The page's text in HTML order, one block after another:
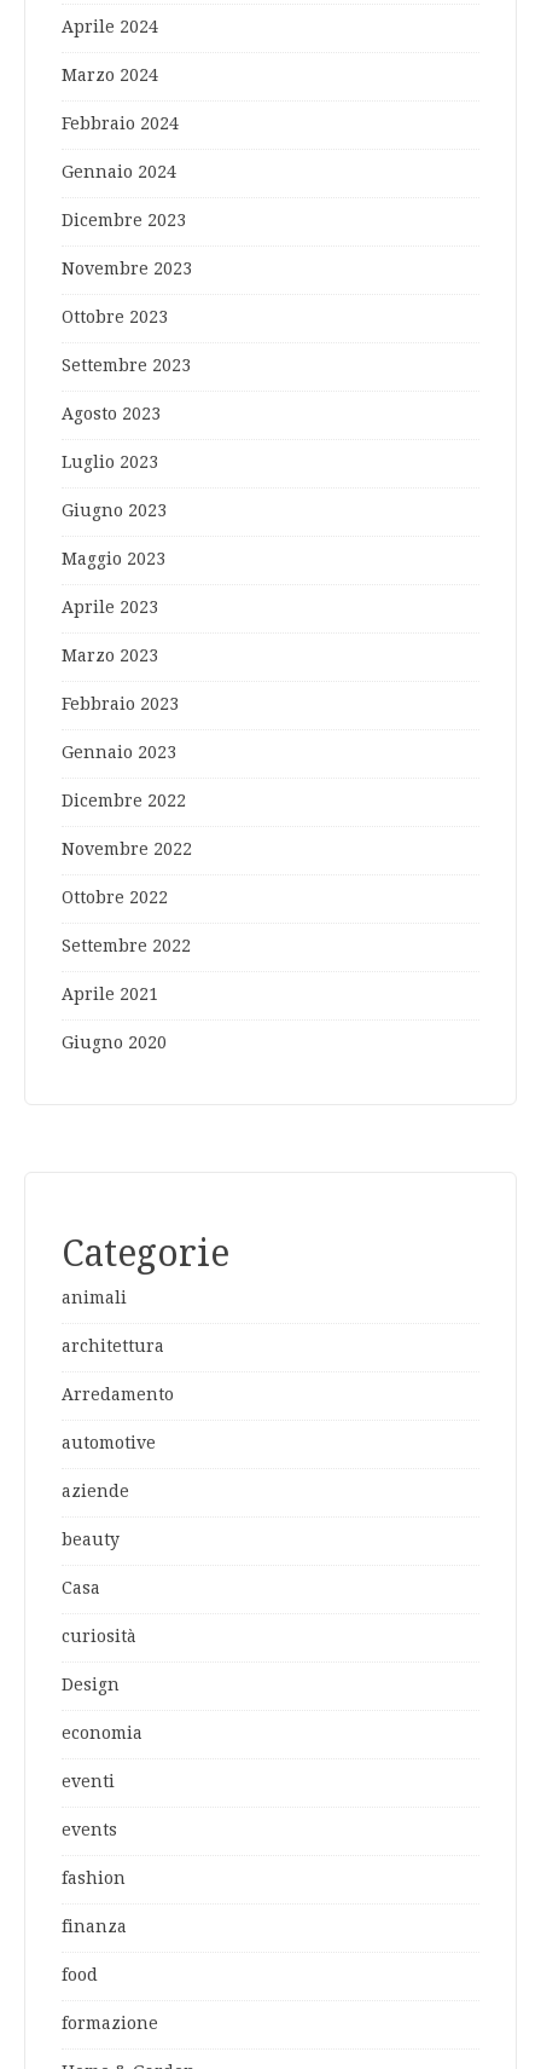
Aprile 2024
Marzo 2024
Febbraio 2024
Gennaio 2024
Dicembre 2023
Novembre 2023
Ottobre 2023
Settembre 2023
Agosto 2023
Luglio 2023
Giugno 2023
Maggio 2023
Aprile 2023
Marzo 2023
Febbraio 2023
Gennaio 2023
Dicembre 2022
Novembre 2022
Ottobre 2022
Settembre 2022
Aprile 2021
Giugno 2020
Categorie
animali
architettura
Arredamento
automotive
aziende
beauty
Casa
curiosità
Design
economia
eventi
events
fashion
finanza
food
formazione